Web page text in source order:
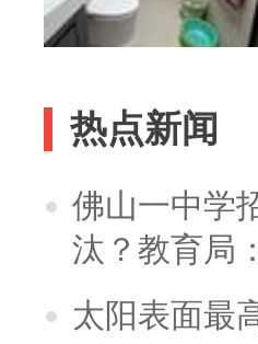
热点新闻
佛山一中学
汰？教育局
太阳表面最